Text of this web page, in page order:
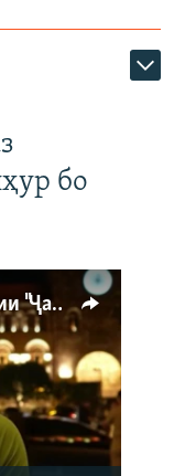
бо
Ҳаводории арманиҳо аз пирӯзии "Ҷаллод"-и тоҷик